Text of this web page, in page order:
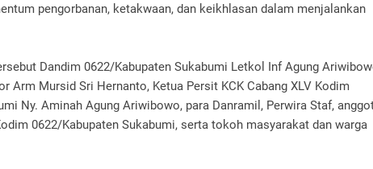
pengorbanan, ketakwaan, dan keikhlasan dalam menjalankan
Dandim 0622/Kabupaten Sukabumi Letkol Inf Agung
Arm Mursid Sri Hernanto, Ketua Persit KCK Cabang XLV Kodim
Ny. Aminah Agung Ariwibowo, para Danramil, Perwira Staf,
0622/Kabupaten Sukabumi, serta tokoh masyarakat dan warga